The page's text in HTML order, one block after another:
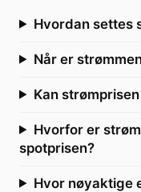
Hvordan settes
Når er
Kan
Hvorfor er
spotprisen?
Hvor nøyaktige